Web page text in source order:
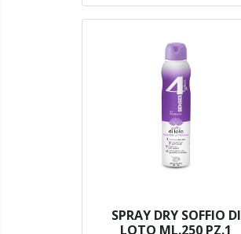
SPRAY DRY SOFFIO DI
LOTO ML.250 PZ.1